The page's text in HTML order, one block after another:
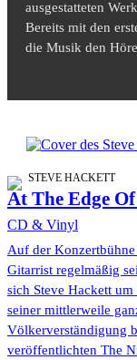
ausgestatteten
Bereits mit den
die Musik den
STEVE HACKETT
At The Edge
CD & Vinyl
Auf der
Gitarrist regelmäßig
sich Steve Hackett
seiner mittlerweile
Völkerverständigung
veröffentlichten The